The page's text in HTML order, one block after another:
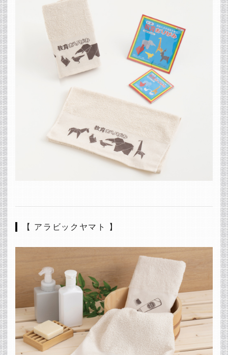
【 アラビックヤマト 】